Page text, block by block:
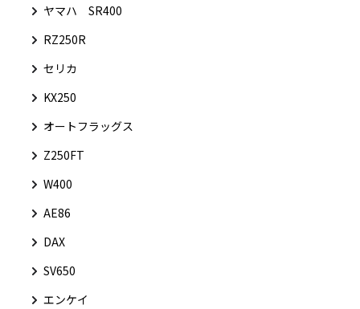
ヤマハ SR400
RZ250R
セリカ
KX250
オートフラッグス
Z250FT
W400
AE86
DAX
SV650
エンケイ